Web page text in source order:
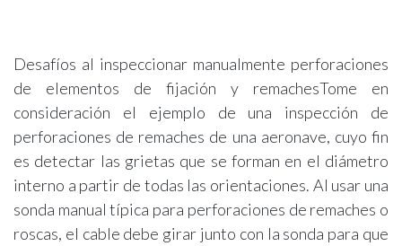
Desafíos al inspeccionar manualmente perforaciones
de elementos de fijación y remachesTome en
consideración el ejemplo de una inspección de
perforaciones de remaches de una aeronave, cuyo fin
es detectar las grietas que se forman en el diámetro
interno a partir de todas las orientaciones. Al usar una
sonda manual típica para perforaciones de remaches o
roscas, el cable debe girar junto con la sonda para que